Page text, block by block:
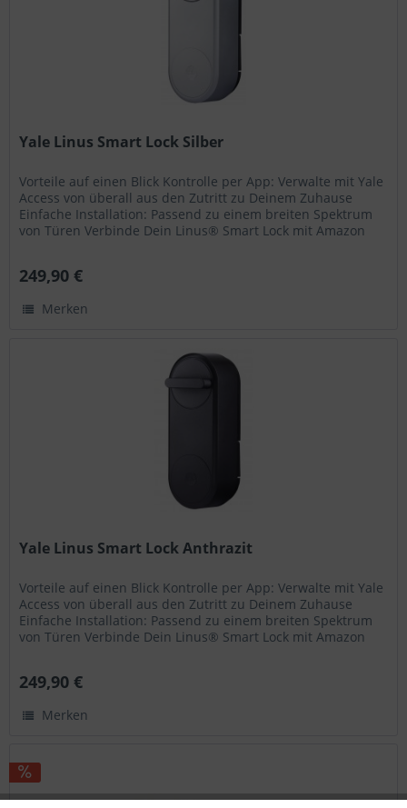
Yale Linus Smart Lock Silber
Vorteile auf einen Blick Kontrolle per App: Verwalte mit Yale
Access von überall aus den Zutritt zu Deinem Zuhause
Einfache Installation: Passend zu einem breiten Spektrum
von Türen Verbinde Dein Linus® Smart Lock mit Amazon
249,90 €
Merken
Yale Linus Smart Lock Anthrazit
Vorteile auf einen Blick Kontrolle per App: Verwalte mit Yale
Access von überall aus den Zutritt zu Deinem Zuhause
Einfache Installation: Passend zu einem breiten Spektrum
von Türen Verbinde Dein Linus® Smart Lock mit Amazon
249,90 €
Merken